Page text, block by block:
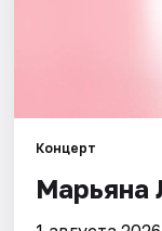
Города
Концерт
Марьяна